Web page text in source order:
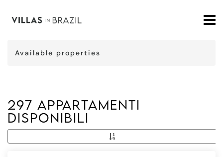
Available properties
297 Appartamenti
disponibili